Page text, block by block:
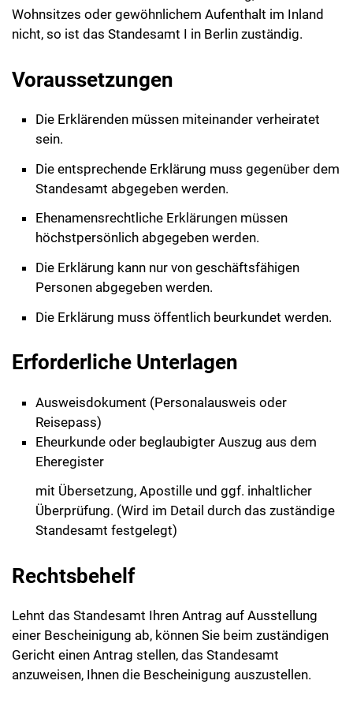
Wohnsitzes oder gewöhnlichem Aufenthalt im Inland
nicht, so ist das Standesamt I in Berlin zuständig.
Voraussetzungen
Die Erklärenden müssen miteinander verheiratet
sein.
Die entsprechende Erklärung muss gegenüber dem
Standesamt abgegeben werden.
Ehenamensrechtliche Erklärungen müssen
höchstpersönlich abgegeben werden.
Die Erklärung kann nur von geschäftsfähigen
Personen abgegeben werden.
Die Erklärung muss öffentlich beurkundet werden.
Erforderliche Unterlagen
Ausweisdokument (Personalausweis oder
Reisepass)
Eheurkunde oder beglaubigter Auszug aus dem
Eheregister
mit Übersetzung, Apostille und ggf. inhaltlicher
Überprüfung. (Wird im Detail durch das zuständige
Standesamt festgelegt)
Rechtsbehelf
Lehnt das Standesamt Ihren Antrag auf Ausstellung
einer Bescheinigung ab, können Sie beim zuständigen
Gericht einen Antrag stellen, das Standesamt
anzuweisen, Ihnen die Bescheinigung auszustellen.